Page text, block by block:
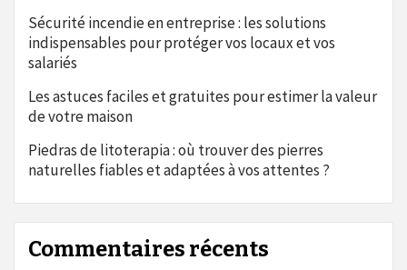
Sécurité incendie en entreprise : les solutions
indispensables pour protéger vos locaux et vos
salariés
Les astuces faciles et gratuites pour estimer la valeur
de votre maison
Piedras de litoterapia : où trouver des pierres
naturelles fiables et adaptées à vos attentes ?
Commentaires récents